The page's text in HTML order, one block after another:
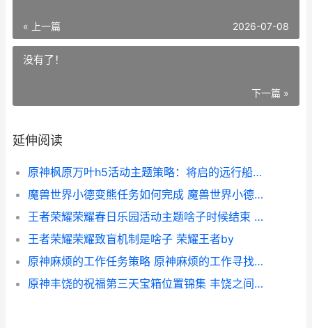
« 上一篇 2026-07-08
没有了！
下一篇 »
延伸阅读
原神枫原万叶h5活动主题策略：将启的远行船只建造奖励总汇[多图] 原神枫原万叶化身大佐
魔兽世界小德变熊任务如何完成 魔兽世界小德变身宏
王者荣耀荣耀春日乐园活动主题啥子时候结束 王者荣耀荣耀春节登录不了
王者荣耀荣耀致盲机制是啥子 荣耀王者by
原神麻烦的工作任务策略 原神麻烦的工作寻找元素痕迹在哪
原神丰饶的祝福第三天宝箱位置锦集 丰饶之间经验有必要拿吗